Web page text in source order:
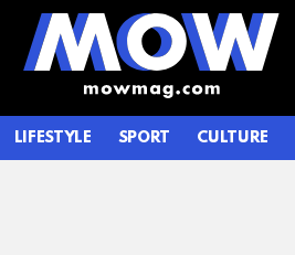
LIFESTYLE SPORT CULTURE